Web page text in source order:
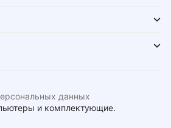
и комплектующие.
данных